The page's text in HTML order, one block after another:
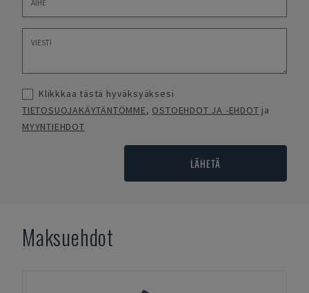
Klikkkaa tästä hyväksyäksesi
TIETOSUOJAKÄYTÄNTÖMME, OSTOEHDOT JA -EHDOT ja
MYYNTIEHDOT
LÄHETÄ
Maksuehdot